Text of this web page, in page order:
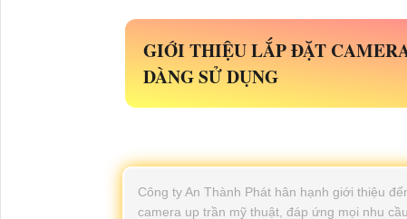
GIỚI THIỆULẮP ĐẶT
DÀNG SỬ DỤNG
Công ty An Thành Phát hân hạnh giới thiệu
camera up trần mỹ thuật, đáp ứng mọi nhu